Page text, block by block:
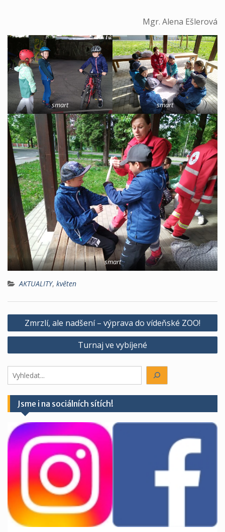
Mgr. Alena Ešlerová
smart smart
smart
AKTUALITY, květen
Navigace
pro
Zmrzlí, ale nadšení – výprava do vídeňské ZOO!
Turnaj ve vybíjené
Hledáte
něco?
Jsme i na sociálních sítích!